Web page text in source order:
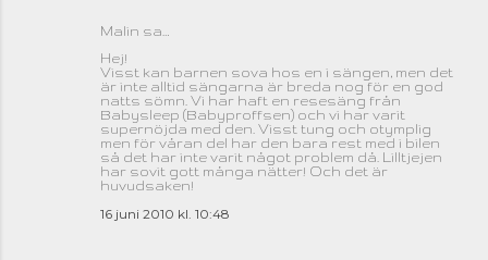
Malin sa…
Hej!
Visst kan barnen sova hos en i sängen, men det
är inte alltid sängarna är breda nog för en god
natts sömn. Vi har haft en resesäng från
Babysleep (Babyproffsen) och vi har varit
supernöjda med den. Visst tung och otymplig
men för våran del har den bara rest med i bilen
så det har inte varit något problem då. Lilltjejen
har sovit gott många nätter! Och det är
huvudsaken!
16 juni 2010 kl. 10:48